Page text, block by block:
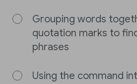
Grouping words
quotation marks to
phrases
Using the command